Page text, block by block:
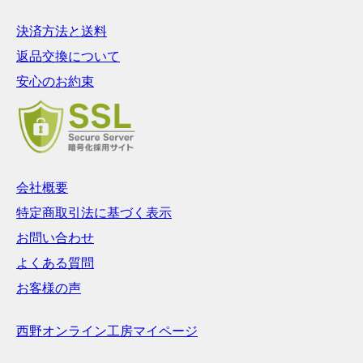
決済方法と送料
返品交換について
安心のお約束
会社概要
特定商取引法に基づく表示
お問い合わせ
よくある質問
お客様の声
西野オンライン工房マイページ